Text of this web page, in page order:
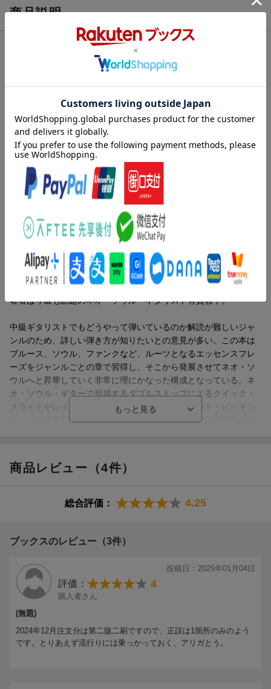
商品説明
2:本書の構成
3:◆BASIC TRAINING ネオ・ソウルの基礎トレーニング
4:フィンガー・トレーニング＆ピッキング練習1
5:フィンガー・トレーニング＆ピッキング練習2
6:ハンマリングオン、プリングオフ・トレーニング
7:5弦ルートにおける4和音コード・トレーニング
8:6弦ルートにおける4和音コード・トレーニング
9:シンクロを考える
10:ブリッジミュートでネオ・ソル・スタイルを学ぶ
11:ハイブリッド・ピッキング・トレーニング
12:音を短く弾くトレーニング
13:音を長く伸ばすトレーニング
14:◆BLUES ブルースから学ぶネオ・ソウル
15:ブリッジミュート主体のバッキング
16:スライド、ブリッジミュートを交えたスロー・ブルース・バッ
キング
17:テキサス・スタイル・バッキング
19:クオーターチョーキングを用いたフレーズ
20:コードトーンを使ったアプローチ
21:コード感の出るダブルストップ・フレーズ
22:ブルースにおけるオルタードフレーズ
23:ジャズ・ブルース4分刻みバッキング
24:ジャズ・ブルースにおけるコンピング
25:ウォーキングベースを絡めたバッキング
26:ジャズ・ブルースにおけるソロアプローチ
29:soulカッティング
30:ブルース・ライクなsoulオブリ
ング
35:ハープ奏法
36:開放弦〜ハンマリングを含むフィンガー・ピッキング・スタイ
38:ダブルストップを使ったソロ
39:メジャーペンタ+マイナーペンタ
40:●column 著者の主な使用機材
内容紹介（JPROより）
SNSで人気を集める最先端のギタープレイ・スタイルと言われる
ネオ・ソウル・ギターに特化した教則本。
著者は今最も話題のネオ・ソウル・ギタリスト有賀教平。
中級ギタリストでもどうやって弾いているのか解読が難しいジャ
ンルのため、詳しい弾き方が知りたいとの意見が多い。この本は
ブルース、ソウル、ファンクなど、ルーツとなるエッセンスフレ
ーズをジャンルごとの章で習得し、そこから発展させてネオ・ソ
ウルへと昇華していく非常に理にかなった構成となっている。ネ
オ・ソウル・ギターで登場するダブルストップによるクイック・
スライドやレイドバック、全指を使ったハイブリッド・ピッキン
グ、ハープ奏法など、取り入れることで今っぽさが演出できる魅
【無理なくレベルアップ】
STEP1からSTEP3まで難易度順になっているので、
なんと164ものフレーズを掲載！
文章では伝えにくい奏法解説や模範演奏、テンポ別の練習用カラ
が付いてくる！
1.ネオ・ソウルの基礎トレーニング
2.ブルースから学ぶネオ・ソウル
4.ファンクから学ぶネオ・ソウル
5.各ジャンルを昇華させたネオ・ソウル
商品レビュー（4件）
総合評価： 4.25
ブックスのレビュー（3件）
投稿日：2025年01月04日
評価： 4
購入者さん
(無題)
2024年12月注文分は第二版二刷ですので、正誤は1箇所のみのよう
です。とりあえず流行りには乗っかっておく、アリガとう。